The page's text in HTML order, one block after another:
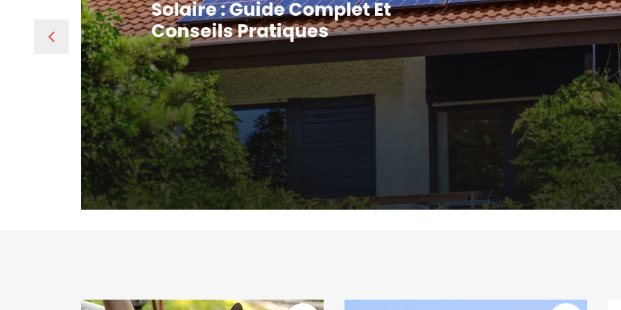
Solaire : Guide Complet Et
Conseils Pratiques
L’installation de panneaux solaires représente aujourd’hui une
solution très recherchée pour produire de l’énergie renouvelable
chez soi. Cependant, tous les […]
Read Full News